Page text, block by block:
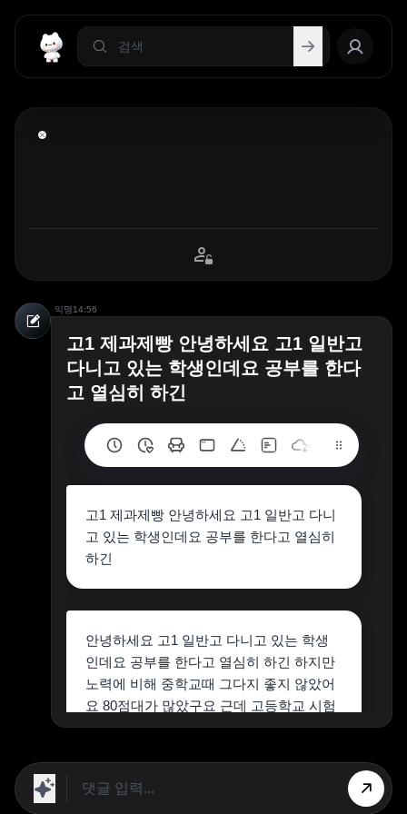
익명14:56
고1 제과제빵 안녕하세요 고1 일반고
다니고 있는 학생인데요 공부를 한다
고 열심히 하긴
고1 제과제빵 안녕하세요 고1 일반고 다니
고 있는 학생인데요 공부를 한다고 열심히
하긴
안녕하세요 고1 일반고 다니고 있는 학생
인데요 공부를 한다고 열심히 하긴 하지만
노력에 비해 중학교때 그다지 좋지 않았어
요 80점대가 많았구요 근데 고등학교 시험
에선 90점대가 아니면 5등급제로 따지면 1,
철학과인데요 중학교때부터 사회문제 탐구